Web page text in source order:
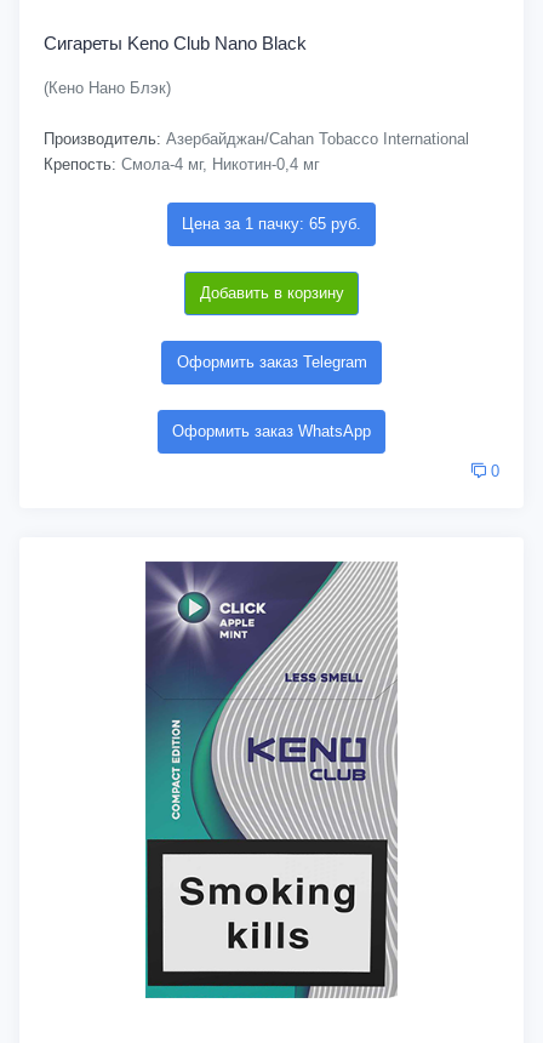
Сигареты Keno Club Nano Black
(Кено Нано Блэк)
Производитель: Азербайджан/Cahan Tobacco International
Крепость: Смола-4 мг, Никотин-0,4 мг
Цена за 1 пачку: 65 руб.
Добавить в корзину
Оформить заказ Telegram
Оформить заказ WhatsApp
0